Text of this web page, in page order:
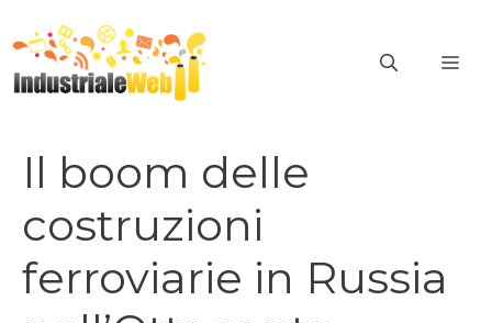
al
contenuto
Il boom delle
costruzioni
ferroviarie in Russia